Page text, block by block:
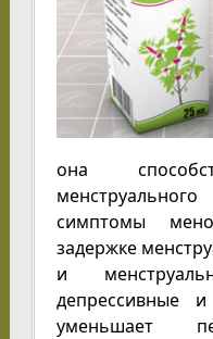
она
симптомы
задержке
и
депрессивные
уменьшает